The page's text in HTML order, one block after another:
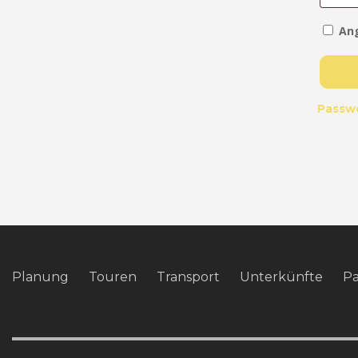
Planung Touren Transport Unterkünfte